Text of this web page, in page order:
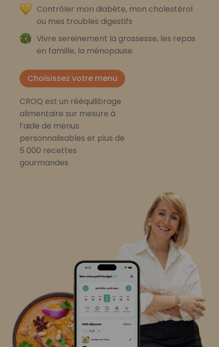
Contrôler mon diabète, mon cholestérol
ou mes troubles digestifs
Vivre sereinement la grossesse, les repas
en famille, la ménopause
Choisissez votre menu
CROQ est un rééquilibrage
alimentaire sur mesure à
l’aide de menus
personnalisables et plus de
5 000 recettes
gourmandes